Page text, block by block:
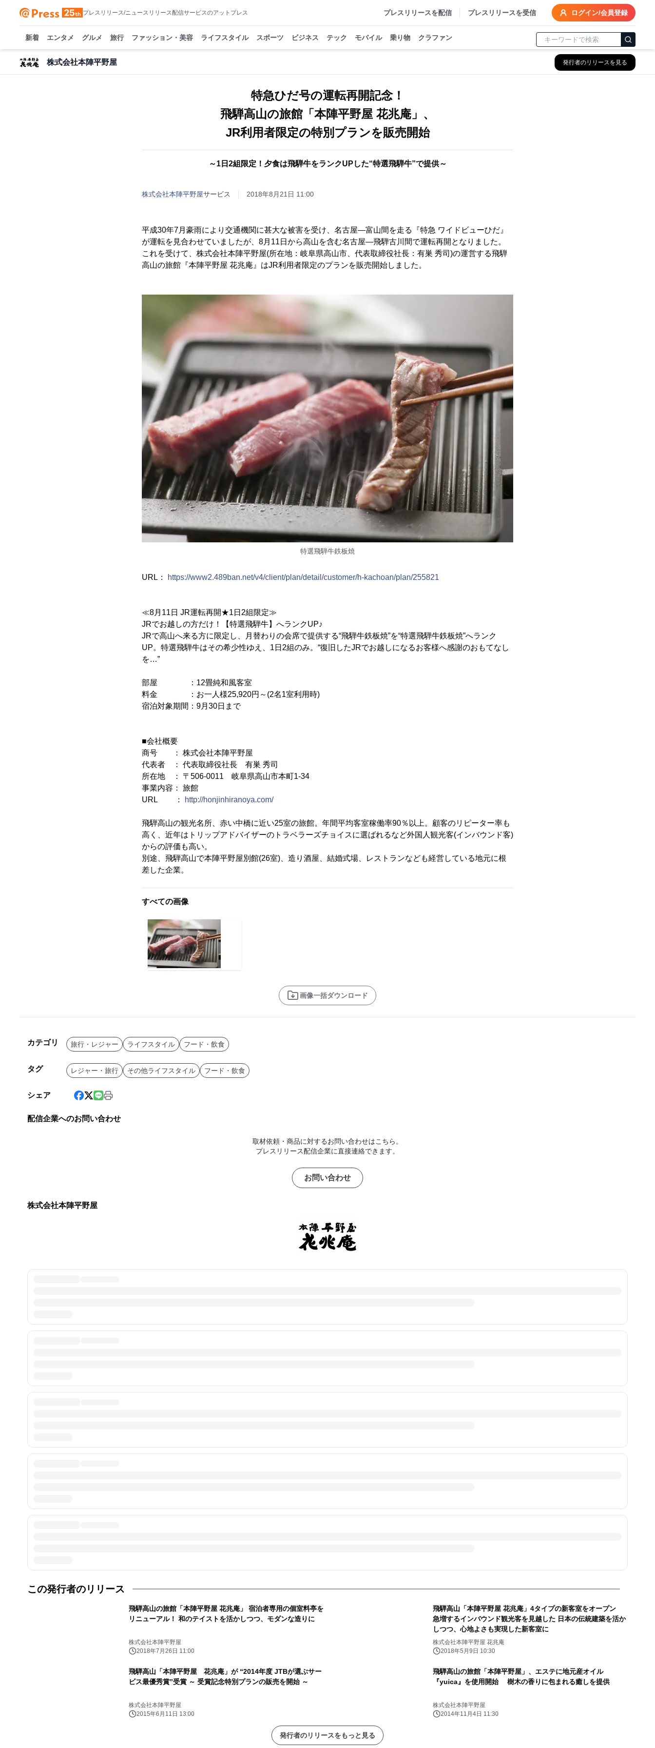
プレスリリース/ニュースリリース配信サービスのアットプレス プレスリリースを配信 プレスリリースを受信 ログイン/会員登録
新着 エンタメ グルメ 旅行 ファッション・美容 ライフスタイル スポーツ ビジネス テック モバイル 乗り物 クラファン
株式会社本陣平野屋 発行者のリリースを見る
特急ひだ号の運転再開記念！
飛騨高山の旅館「本陣平野屋 花兆庵」、
JR利用者限定の特別プランを販売開始
～1日2組限定！夕食は飛騨牛をランクUPした“特選飛騨牛”で提供～
株式会社本陣平野屋サービス 2018年8月21日 11:00
平成30年7月豪雨により交通機関に甚大な被害を受け、名古屋―富山間を走る『特急 ワイドビューひだ』
が運転を見合わせていましたが、8月11日から高山を含む名古屋―飛騨古川間で運転再開となりました。
これを受けて、株式会社本陣平野屋(所在地：岐阜県高山市、代表取締役社長：有巣 秀司)の運営する飛騨
高山の旅館『本陣平野屋 花兆庵』はJR利用者限定のプランを販売開始しました。
特選飛騨牛鉄板焼
URL： https://www2.489ban.net/v4/client/plan/detail/customer/h-kachoan/plan/255821
≪8月11日 JR運転再開★1日2組限定≫
JRでお越しの方だけ！【特選飛騨牛】へランクUP♪
JRで高山へ来る方に限定し、月替わりの会席で提供する“飛騨牛鉄板焼”を“特選飛騨牛鉄板焼”へランク
UP。特選飛騨牛はその希少性ゆえ、1日2組のみ。“復旧したJRでお越しになるお客様へ感謝のおもてなし
を…”
部屋 ：12畳純和風客室
料金 ：お一人様25,920円～(2名1室利用時)
宿泊対象期間：9月30日まで
■会社概要
商号 ： 株式会社本陣平野屋
代表者 ： 代表取締役社長 有巣 秀司
所在地 ： 〒506-0011 岐阜県高山市本町1-34
事業内容： 旅館
URL ：
http://honjinhiranoya.com/
飛騨高山の観光名所、赤い中橋に近い25室の旅館。年間平均客室稼働率90％以上。顧客のリピーター率も
高く、近年はトリップアドバイザーのトラベラーズチョイスに選ばれるなど外国人観光客(インバウンド客)
からの評価も高い。
別途、飛騨高山で本陣平野屋別館(26室)、造り酒屋、結婚式場、レストランなども経営している地元に根
差した企業。
すべての画像
画像一括ダウンロード
カテゴリ 旅行・レジャー ライフスタイル フード・飲食
タグ レジャー・旅行 その他ライフスタイル フード・飲食
シェア
配信企業へのお問い合わせ
取材依頼・商品に対するお問い合わせはこちら。
プレスリリース配信企業に直接連絡できます。
お問い合わせ
株式会社本陣平野屋
この発行者のリリース
飛騨高山の旅館「本陣平野屋 花兆庵」 宿泊者専用の個室料亭を
リニューアル！ 和のテイストを活かしつつ、モダンな造りに
株式会社本陣平野屋
2018年7月26日 11:00
飛騨高山「本陣平野屋 花兆庵」4タイプの新客室をオープン
急増するインバウンド観光客を見越した 日本の伝統建築を活か
しつつ、心地よさも実現した新客室に
株式会社本陣平野屋 花兆庵
2018年5月9日 10:30
飛騨高山「本陣平野屋 花兆庵」が “2014年度 JTBが選ぶサー
ビス最優秀賞”受賞 ～ 受賞記念特別プランの販売を開始 ～
株式会社本陣平野屋
2015年6月11日 13:00
飛騨高山の旅館「本陣平野屋」、エステに地元産オイル
『yuica』を使用開始 樹木の香りに包まれる癒しを提供
株式会社本陣平野屋
2014年11月4日 11:30
発行者のリリースをもっと見る